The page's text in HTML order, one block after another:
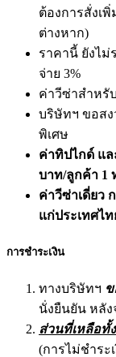
ต้องการสั่งเ
ต่างหาก)
ราคานี้ ยังไ
จ่าย 3%
ค่าวีซ่าสำหรั
บริษัทฯ ขอสง
พิเศษ
ค่าทิปไกด์ แ
บาท/ลูกค้า 1
ค่าวีซ่าเดี่ยว
แก่ประเทศไ
การชำระเงิน
ทางบริษัทฯ
นั่งยืนยัน หลัง
ส่วนที่เหลือทั้
(การไม่ชำระ